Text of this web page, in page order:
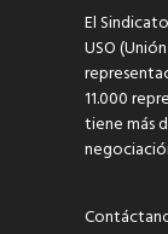
El
USO
11.000
tiene más